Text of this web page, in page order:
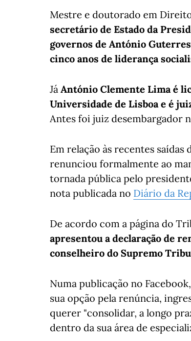
Mestre e doutorado em
secretário de Estado da
governos de António
cinco anos de liderança
Já António Clemente Lima é
Universidade de Lisboa e é
Antes foi juiz desembargador
Em relação às recentes
renunciou formalmente ao
tornada pública pelo
nota publicada no Diário da
De acordo com a página do
apresentou a declaração de
conselheiro do Supremo
Numa publicação no
sua opção pela renúncia,
querer "consolidar, a longo
dentro da sua área de